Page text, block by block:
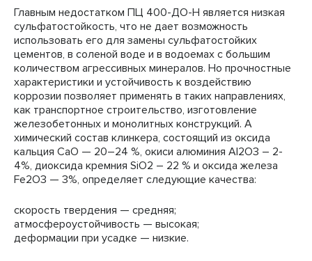
Главным недостатком ПЦ 400-ДО-Н является низкая
сульфатостойкость, что не дает возможность
использовать его для замены сульфатостойких
цементов, в соленой воде и в водоемах с большим
количеством агрессивных минералов. Но прочностные
характеристики и устойчивость к воздействию
коррозии позволяет применять в таких направлениях,
как транспортное строительство, изготовление
железобетонных и монолитных конструкций. А
химический состав клинкера, состоящий из оксида
кальция CaO — 20–24 %, окиси алюминия Al2O3 – 2-
4%, диоксида кремния SiO2 – 22 % и оксида железа
Fe2O3 — 3%, определяет следующие качества:
скорость твердения — средняя;
атмосфероустойчивость — высокая;
деформации при усадке — низкие.